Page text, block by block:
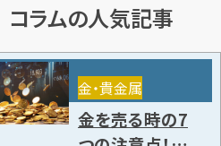
コラムの人気記事
金・貴金属
金を売る時の7